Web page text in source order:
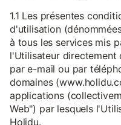
1.1 Les présentes
d'utilisation
à tous les services mis
l'Utilisateur directement
par e-mail ou par
domaines
applications
Web") par lesquels
Holidu.